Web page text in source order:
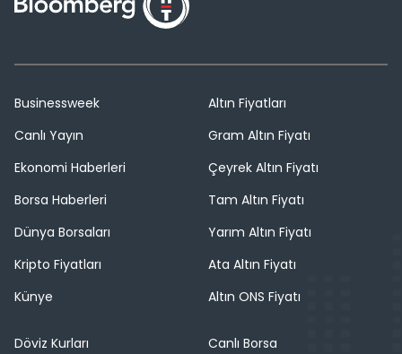
Businessweek
Canlı Yayın
Ekonomi Haberleri
Borsa Haberleri
Dünya Borsaları
Kripto Fiyatları
Künye
Altın Fiyatları
Gram Altın Fiyatı
Çeyrek Altın Fiyatı
Tam Altın Fiyatı
Yarım Altın Fiyatı
Ata Altın Fiyatı
Altın ONS Fiyatı
Döviz Kurları
Canlı Borsa